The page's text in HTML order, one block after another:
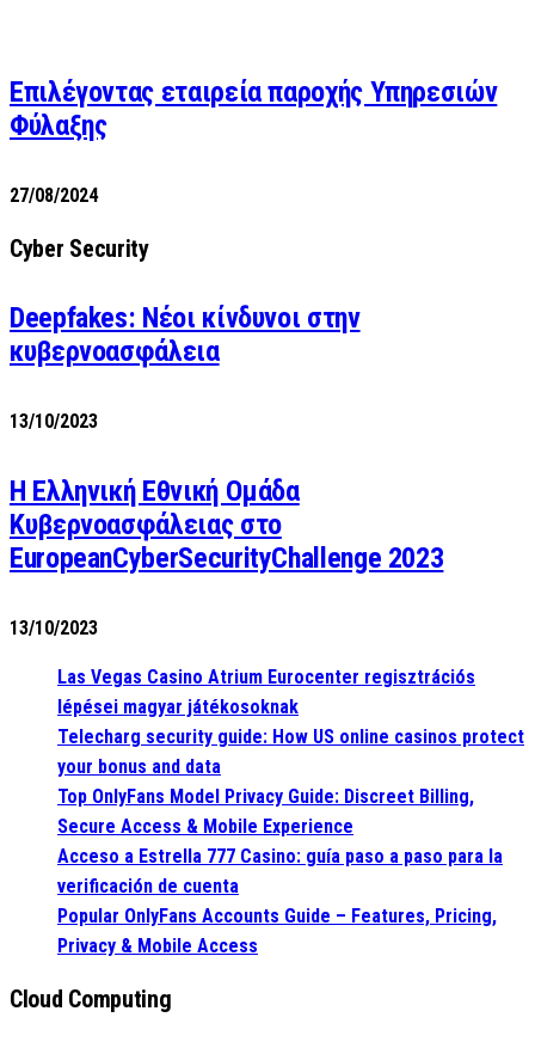
Επιλέγοντας εταιρεία παροχής Υπηρεσιών
Φύλαξης
27/08/2024
Cyber Security
Deepfakes: Νέοι κίνδυνοι στην
κυβερνοασφάλεια
13/10/2023
Η Ελληνική Εθνική Ομάδα
Κυβερνοασφάλειας στο
EuropeanCyberSecurityChallenge 2023
13/10/2023
Las Vegas Casino Atrium Eurocenter regisztrációs
lépései magyar játékosoknak
Telecharg security guide: How US online casinos protect
your bonus and data
Top OnlyFans Model Privacy Guide: Discreet Billing,
Secure Access & Mobile Experience
Acceso a Estrella 777 Casino: guía paso a paso para la
verificación de cuenta
Popular OnlyFans Accounts Guide – Features, Pricing,
Privacy & Mobile Access
Cloud Computing